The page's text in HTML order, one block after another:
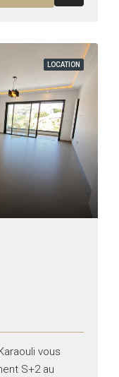
LOCATION
vous
S+2 au